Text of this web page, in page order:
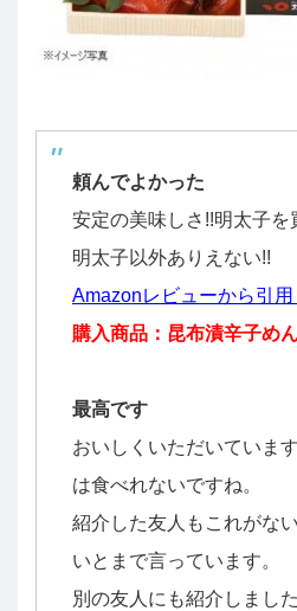
頼んでよかった
安定の美味しさ!!明太子を
明太子以外ありえない!!
Amazonレビューから引
購入商品：昆布漬辛子め
最高です
おいしくいただいていま
は食べれないですね。
紹介した友人もこれがな
いとまで言っています。
別の友人にも紹介しまし